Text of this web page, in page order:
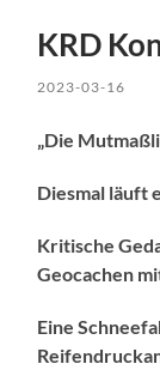
KRD
2023-03-16
„Die
Diesmal läuft
Kritische
Geocachen
Eine